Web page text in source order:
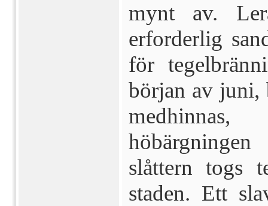
mynt av.
erforderlig
för
början av juni,
slåttern togs
staden. Ett